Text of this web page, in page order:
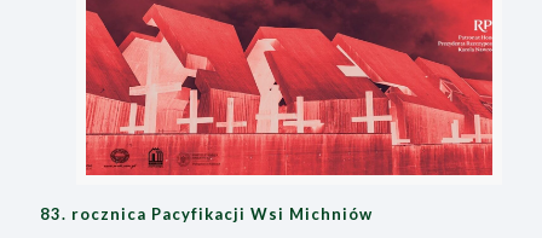
83. rocznica Pacyfikacji Wsi Michniów